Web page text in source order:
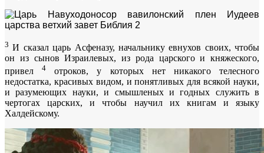
3 И сказал царь Асфеназу, начальнику евнухов своих, чтобы
он из сынов Израилевых, из рода царского и княжеского,
привел4 отроков, у которых нет никакого телесного
недостатка, красивых видом, и понятливых для всякой науки,
и разумеющих науки, и смышленых и годных служить в
чертогах царских, и чтобы научил их книгам и языку
Халдейскому.